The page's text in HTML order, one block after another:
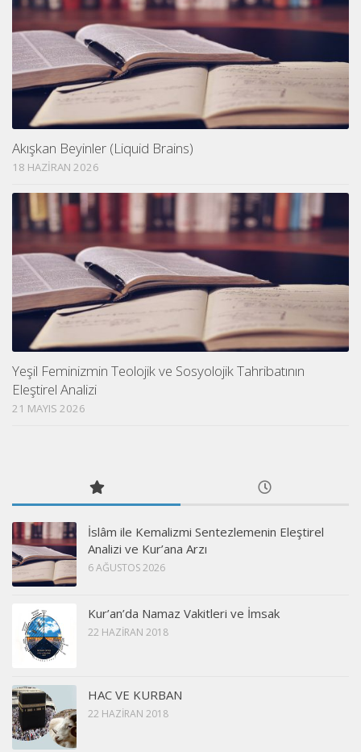
Akışkan Beyinler (Liquid Brains)
18 HAZIRAN 2026
Yeşil Feminizmin Teolojik ve Sosyolojik Tahribatının
Eleştirel Analizi
21 MAYIS 2026
İslâm ile Kemalizmi Sentezlemenin Eleştirel
Analizi ve Kur’ana Arzı
6 AĞUSTOS 2026
Kur’an’da Namaz Vakitleri ve İmsak
22 HAZIRAN 2018
HAC VE KURBAN
22 HAZIRAN 2018